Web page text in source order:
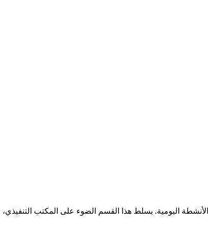
اليومية. يسلط هذا القسم الضوء على المكتب